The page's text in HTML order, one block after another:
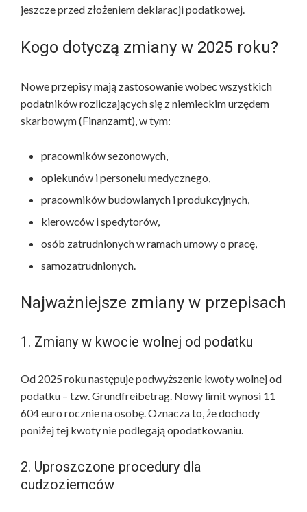
jeszcze przed złożeniem deklaracji podatkowej.
Kogo dotyczą zmiany w 2025 roku?
Nowe przepisy mają zastosowanie wobec wszystkich
podatników rozliczających się z niemieckim urzędem
skarbowym (Finanzamt), w tym:
pracowników sezonowych,
opiekunów i personelu medycznego,
pracowników budowlanych i produkcyjnych,
kierowców i spedytorów,
osób zatrudnionych w ramach umowy o pracę,
samozatrudnionych.
Najważniejsze zmiany w przepisach
1. Zmiany w kwocie wolnej od podatku
Od 2025 roku następuje podwyższenie kwoty wolnej od
podatku – tzw. Grundfreibetrag. Nowy limit wynosi 11
604 euro rocznie na osobę. Oznacza to, że dochody
poniżej tej kwoty nie podlegają opodatkowaniu.
2. Uproszczone procedury dla
cudzoziemców